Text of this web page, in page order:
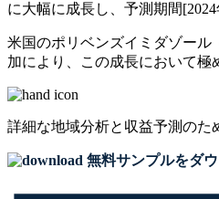
に大幅に成長し、予測期間
米国のポリベンズイミダゾール
加により、この成長において極
詳細な地域分析と収益予測のた
無料サンプルをダ